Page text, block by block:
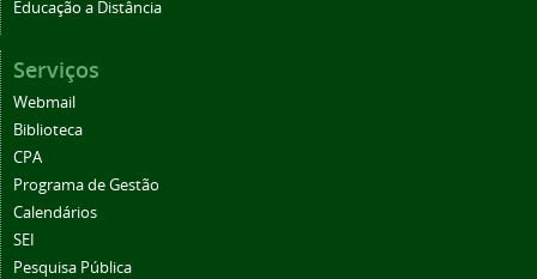
Educação a Distância
Serviços
Webmail
Biblioteca
CPA
Programa de Gestão
Calendários
SEI
Pesquisa Pública